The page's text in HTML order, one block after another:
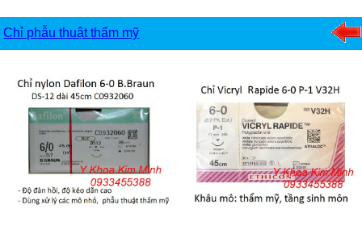
Chỉ phẫu thuật thẩm mỹ